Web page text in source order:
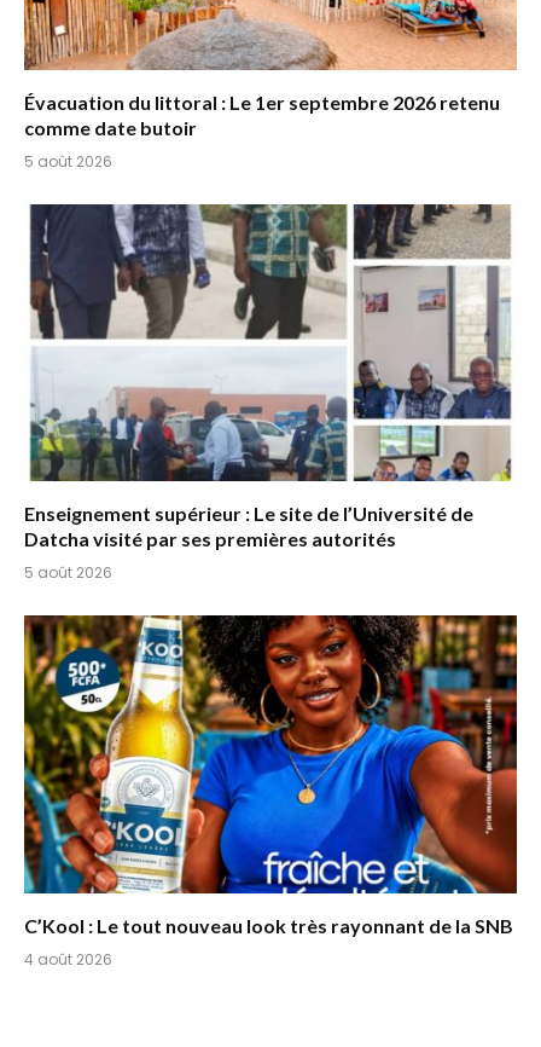
Évacuation du littoral : Le 1er septembre 2026 retenu
comme date butoir
5 août 2026
Enseignement supérieur : Le site de l’Université de
Datcha visité par ses premières autorités
5 août 2026
C’Kool : Le tout nouveau look très rayonnant de la SNB
4 août 2026